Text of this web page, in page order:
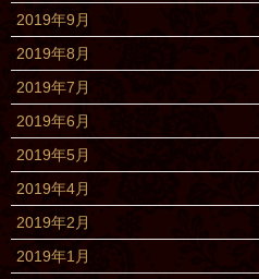
2019年9月
2019年8月
2019年7月
2019年6月
2019年5月
2019年4月
2019年2月
2019年1月